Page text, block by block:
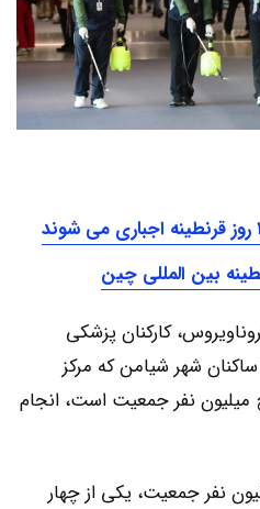
بین المللی چین
کارکنان پزشکی
شهر شیامن که مرکز
نفر جمعیت است، انجام
شهری دیدنی با ۵ میلیون نفر جمعیت، یکی از چهار